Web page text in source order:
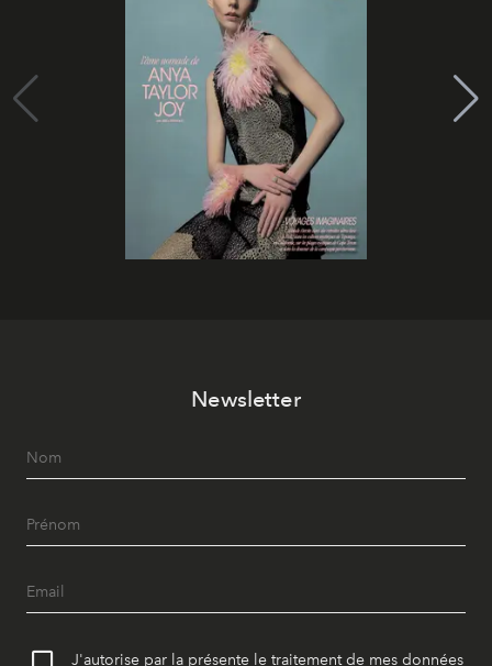
Newsletter
J'autorise par la présente le traitement de mes données